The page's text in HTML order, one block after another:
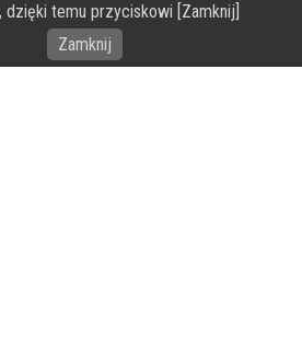
specjaliści stron www WordPress
dzięki temu przyciskowi [Zamknij]
Zamknij